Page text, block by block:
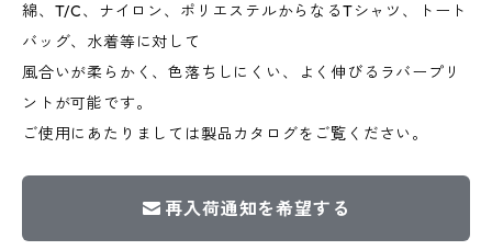
綿、T/C、ナイロン、ポリエステルからなるTシャツ、トート
バッグ、水着等に対して
風合いが柔らかく、色落ちしにくい、よく伸びるラバープリ
ントが可能です。
ご使用にあたりましては製品カタログをご覧ください。
再入荷通知を希望する